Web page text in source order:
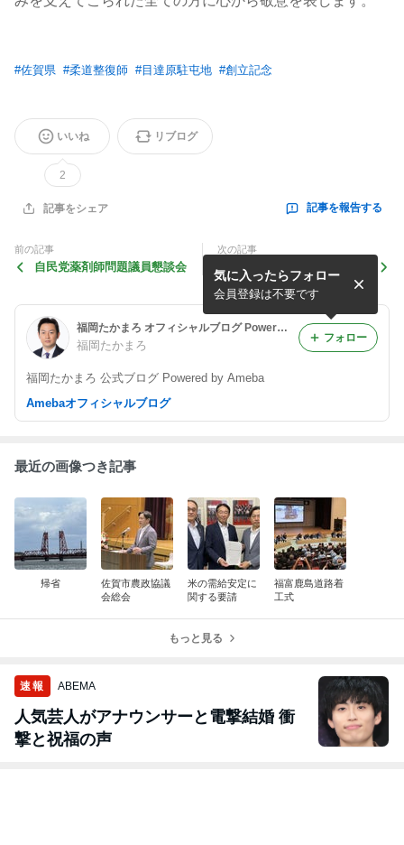
#佐賀県 #柔道整復師 #目達原駐屯地 #創立記念
いいね
2
リブログ
記事をシェア 記事を報告する
前の記事
自民党薬剤師問題議員懇談会
次の記事
佐賀県内各所を回りました
福岡たかまろ オフィシャルブログ Powered by Ameba
福岡たかまろ
福岡たかまろ 公式ブログ Powered by Ameba
気に入ったらフォロー
会員登録は不要です
フォロー
Amebaオフィシャルブログ
最近の画像つき記事
帰省
佐賀市農政協議
会総会
米の需給安定に
関する要請
福富鹿島道路着
工式
もっと見る
速報 ABEMA
人気芸人がアナウンサーと電撃結婚 衝
撃と祝福の声